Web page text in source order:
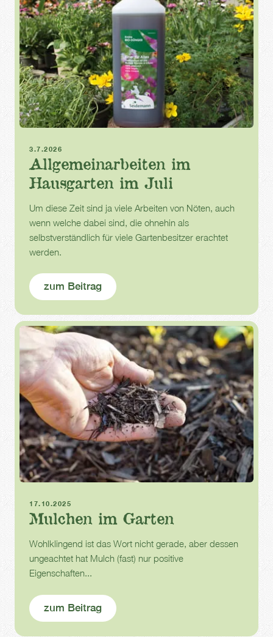
3.7.2026
Allgemeinarbeiten im
Hausgarten im Juli
Um diese Zeit sind ja viele Arbeiten von Nöten, auch
wenn welche dabei sind, die ohnehin als
selbstverständlich für viele Gartenbesitzer erachtet
werden.
zum Beitrag
17.10.2025
Mulchen im Garten
Wohlklingend ist das Wort nicht gerade, aber dessen
ungeachtet hat Mulch (fast) nur positive
Eigenschaften...
zum Beitrag